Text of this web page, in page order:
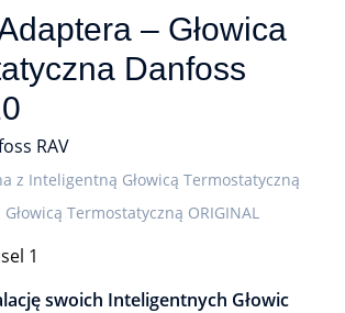
– Głowica
Danfoss
RAV
z Inteligentną Głowicą Termostatyczną
Termostatyczną ORIGINAL
swoich Inteligentnych Głowic